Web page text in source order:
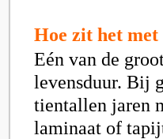
Hoe zit het met
Eén van de
levensduur. Bij
tientallen jaren
laminaat of